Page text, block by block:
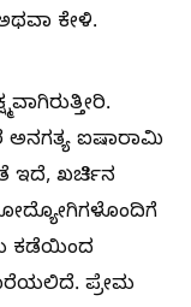
ಕೇಳಿ.
ಅನಗತ್ಯ ಐಷಾರಾಮಿ
ಇದೆ, ಖರ್ಚಿನ
ಕಡೆಯಿಂದ
ಪ್ರೇಮ